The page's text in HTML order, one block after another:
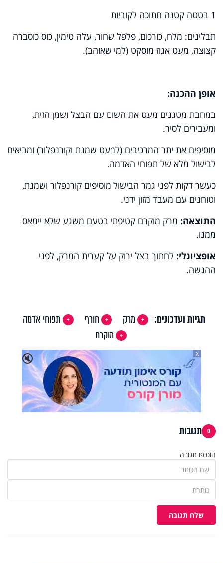
1 בטטה קטנה חתוכה לקוביות
תבלינים: מלח, כורכום, פלפל שחור, עלה טימין, כוס כוסברה
קצוצה, מעט אגוז מוסקט (למי שאוהב).
אופן ההכנה:
במחבת מטגנים מעט את השום עם הבצל ושמן הזית,
ומעבירים לסיר.
מוסיפים את יתר המרכיבים (למעט שמנת וקורנפלור) ומביאים
לבישול מלא של תפוחי האדמה.
כעשר דקות לפני גמר הבישול מוסיפים קורנפלור ושמנת,
וטוחנים עם מעבד מזון ידני.
התוצאה: מרק מוקרם קטיפתי בטעם משגע שלא יימאס
ממנו.
אופציונלי: לחתוך בצל ירוק על קערית המרק, לפני
ההגשה.
תגיות ועדכונים: מרק חורף
תפוחי אדמה
מוקרם
🔇
X
0 תגובות
הוסיפו תגובה
שלח תגובה